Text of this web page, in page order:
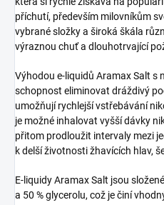
příchutí, především milovníkům
vybrané složky a široká škála
výraznou chuť a dlouhotrvající
Výhodou e-liquidů Aramax Salt s
schopnost eliminovat dráždivý
umožňují rychlejší vstřebávání
je možné inhalovat vyšší dávky
přitom prodloužit intervaly mezi
k delší životnosti žhavících hlav,
E-liquidy Aramax Salt jsou
a 50 % glycerolu, což je činí